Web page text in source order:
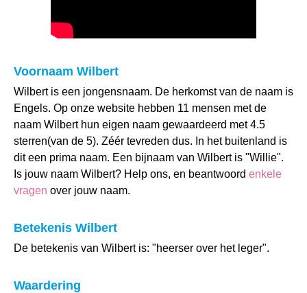
Voornaam Wilbert
Wilbert is een jongensnaam. De herkomst van de naam is
Engels. Op onze website hebben 11 mensen met de
naam Wilbert hun eigen naam gewaardeerd met 4.5
sterren(van de 5). Zéér tevreden dus. In het buitenland is
dit een prima naam. Een bijnaam van Wilbert is "Willie".
Is jouw naam Wilbert? Help ons, en beantwoord enkele
vragen over jouw naam.
Betekenis Wilbert
De betekenis van Wilbert is: "heerser over het leger".
Waardering